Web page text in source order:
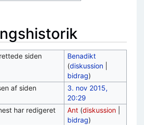
siden
Benadikt
(diskussion|
bidrag)
af siden
3. nov 2015,
20:29
har redigeret
Ant (diskussion|
bidrag)